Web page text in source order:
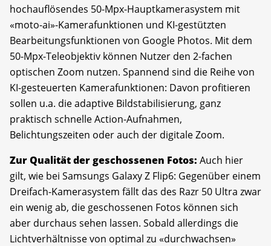
hochauflösendes 50-Mpx-Hauptkamerasystem mit
«moto-ai»-Kamerafunktionen und KI-gestützten
Bearbeitungsfunktionen von Google Photos. Mit dem
50-Mpx-Teleobjektiv können Nutzer den 2-fachen
optischen Zoom nutzen. Spannend sind die Reihe von
KI-gesteuerten Kamerafunktionen: Davon profitieren
sollen u.a. die adaptive Bildstabilisierung, ganz
praktisch schnelle Action-Aufnahmen,
Belichtungszeiten oder auch der digitale Zoom.
Zur Qualität der geschossenen Fotos: Auch hier
gilt, wie bei Samsungs Galaxy Z Flip6: Gegenüber einem
Dreifach-Kamerasystem fällt das des Razr 50 Ultra zwar
ein wenig ab, die geschossenen Fotos können sich
aber durchaus sehen lassen. Sobald allerdings die
Lichtverhältnisse von optimal zu «durchwachsen»